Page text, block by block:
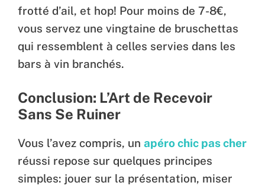
frotté d’ail, et hop! Pour moins de 7-8€,
vous servez une vingtaine de bruschettas
qui ressemblent à celles servies dans les
bars à vin branchés.
Conclusion: L’Art de Recevoir
Sans Se Ruiner
Vous l’avez compris, un apéro chic pas cher
réussi repose sur quelques principes
simples: jouer sur la présentation, miser